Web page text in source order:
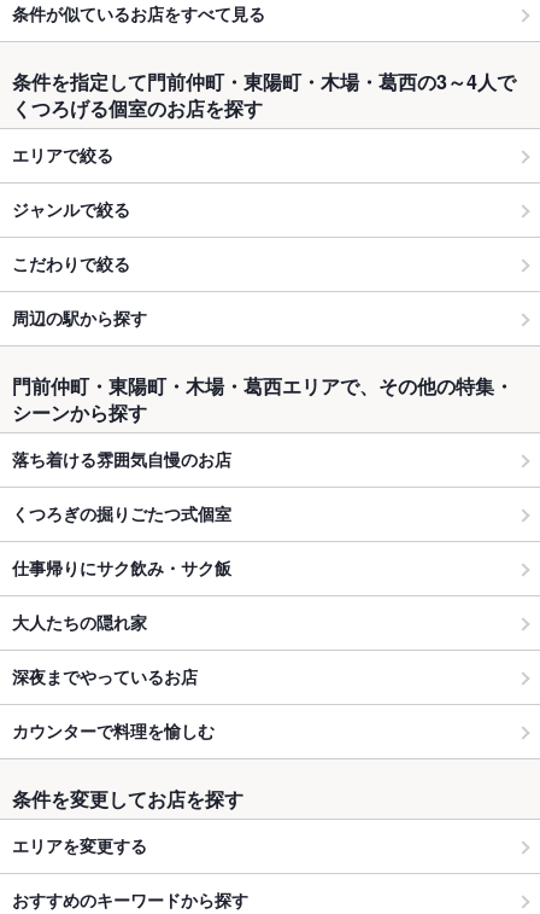
条件が似ているお店をすべて見る
条件を指定して門前仲町・東陽町・木場・葛西の3～4人で
くつろげる個室のお店を探す
エリアで絞る
ジャンルで絞る
こだわりで絞る
周辺の駅から探す
門前仲町・東陽町・木場・葛西エリアで、その他の特集・
シーンから探す
落ち着ける雰囲気自慢のお店
くつろぎの掘りごたつ式個室
仕事帰りにサク飲み・サク飯
大人たちの隠れ家
深夜までやっているお店
カウンターで料理を愉しむ
条件を変更してお店を探す
エリアを変更する
おすすめのキーワードから探す